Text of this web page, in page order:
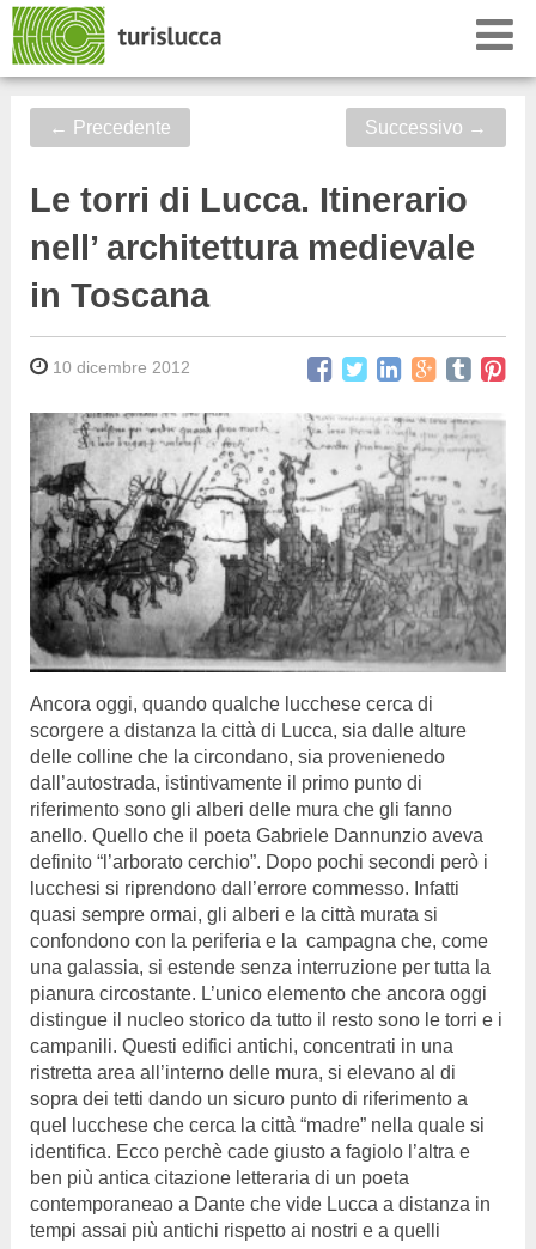
← Precedente Successivo →
Le torri di Lucca. Itinerario
nell’ architettura medievale
in Toscana
10 dicembre 2012
Ancora oggi, quando qualche lucchese cerca di
scorgere a distanza la città di Lucca, sia dalle alture
delle colline che la circondano, sia provenienedo
dall’autostrada, istintivamente il primo punto di
riferimento sono gli alberi delle mura che gli fanno
anello. Quello che il poeta Gabriele Dannunzio aveva
definito “l’arborato cerchio”. Dopo pochi secondi però i
lucchesi si riprendono dall’errore commesso. Infatti
quasi sempre ormai, gli alberi e la città murata si
confondono con la periferia e la campagna che, come
una galassia, si estende senza interruzione per tutta la
pianura circostante. L’unico elemento che ancora oggi
distingue il nucleo storico da tutto il resto sono le torri e i
campanili. Questi edifici antichi, concentrati in una
ristretta area all’interno delle mura, si elevano al di
sopra dei tetti dando un sicuro punto di riferimento a
quel lucchese che cerca la città “madre” nella quale si
identifica. Ecco perchè cade giusto a fagiolo l’altra e
ben più antica citazione letteraria di un poeta
contemporaneao a Dante che vide Lucca a distanza in
tempi assai più antichi rispetto ai nostri e a quelli